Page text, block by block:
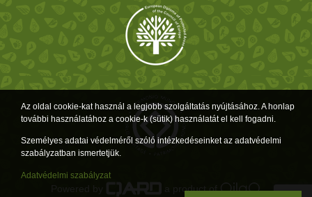
a product of
Az oldal cookie-kat használ a legjobb szolgáltatás nyújtásához. A honlap
további használatához a cookie-k (sütik) használatát el kell fogadni.
Személyes adatai védelméről szóló intézkedéseinket az adatvédelmi
szabályzatban ismertetjük.
Adatvédelmi szabályzat